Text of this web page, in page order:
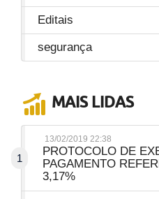
Editais
segurança
MAIS LIDAS
1
13/02/2019 22:38
PROTOCOLO DE
PAGAMENTO
3,17%